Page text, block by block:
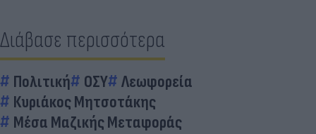
Διάβασε περισσότερα
Πολιτική ΟΣΥ
Λεωφορεία
Κυριάκος Μητσοτάκης
Μέσα Μαζικής Μεταφοράς